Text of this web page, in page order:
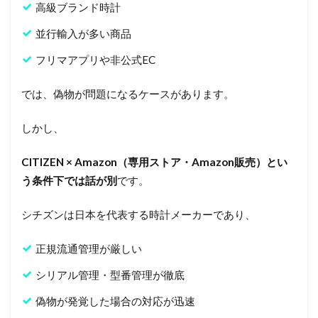
ズンは
お得・
おすす
高級ブランド時計
並行輸入が多い商品
フリマアプリや非公式EC
では、偽物が問題になるケースがあります。
しかし、
CITIZEN × Amazon（専用ストア・Amazon販売）とい
う条件下では話が別です。
シチズンは日本を代表する時計メーカーであり、
正規流通管理が厳しい
シリアル管理・型番管理が徹底
偽物が発覚した場合の対応が迅速